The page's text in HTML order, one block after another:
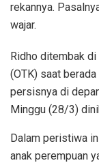
rekannya.
wajar.
Ridho ditembak
(OTK) saat
persisnya di
Minggu (28/3)
Dalam peristiwa
anak perempuan